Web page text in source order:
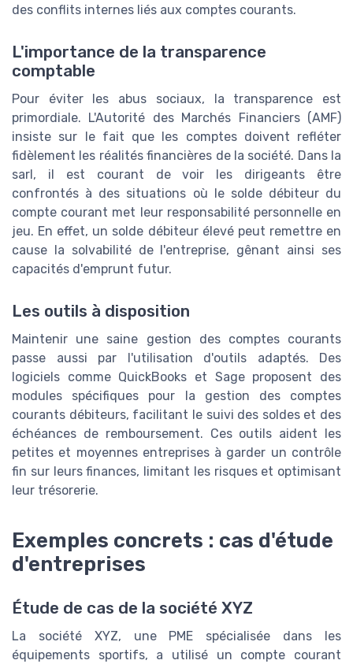
des conflits internes liés aux comptes courants.
L'importance de la transparence
comptable
Pour éviter les abus sociaux, la transparence est
primordiale. L'Autorité des Marchés Financiers (AMF)
insiste sur le fait que les comptes doivent refléter
fidèlement les réalités financières de la société. Dans la
sarl, il est courant de voir les dirigeants être
confrontés à des situations où le solde débiteur du
compte courant met leur responsabilité personnelle en
jeu. En effet, un solde débiteur élevé peut remettre en
cause la solvabilité de l'entreprise, gênant ainsi ses
capacités d'emprunt futur.
Les outils à disposition
Maintenir une saine gestion des comptes courants
passe aussi par l'utilisation d'outils adaptés. Des
logiciels comme QuickBooks et Sage proposent des
modules spécifiques pour la gestion des comptes
courants débiteurs, facilitant le suivi des soldes et des
échéances de remboursement. Ces outils aident les
petites et moyennes entreprises à garder un contrôle
fin sur leurs finances, limitant les risques et optimisant
leur trésorerie.
Exemples concrets : cas d'étude
d'entreprises
Étude de cas de la société XYZ
La société XYZ, une PME spécialisée dans les
équipements sportifs, a utilisé un compte courant